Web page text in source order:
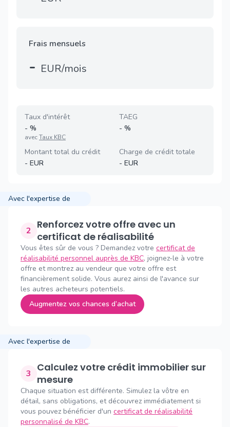
Frais mensuels
- EUR/mois
Taux d'intérêt
- %
avecTaux KBC
TAEG
- %
Montant total du crédit
- EUR
Charge de crédit totale
- EUR
Avec l'expertise de
2 Renforcez votre offre avec un
certificat de réalisabilité
Vous êtes sûr de vous ? Demandez votre certificat de
réalisabilité personnel auprès de KBC, joignez-le à votre
offre et montrez au vendeur que votre offre est
financièrement solide. Vous aurez ainsi de l'avance sur
les autres acheteurs potentiels.
Augmentez vos chances d’achat
Avec l'expertise de
3
Calculez votre crédit immobilier sur
mesure
Chaque situation est différente. Simulez la vôtre en
détail, sans obligations, et découvrez immédiatement si
vous pouvez bénéficier d'un certificat de réalisabilité
personnalisé de KBC.